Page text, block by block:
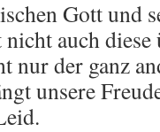
Gott und
auch
nur der ganz
unsere